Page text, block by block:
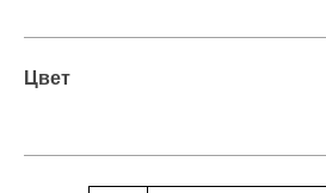
Цвет